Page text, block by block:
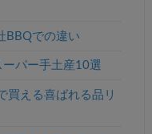
BBQでの違い
パー手土産10選
買える喜ばれる品リ